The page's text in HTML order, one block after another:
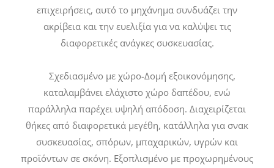
επιχειρήσεις, αυτό το μηχάνημα συνδυάζει την
ακρίβεια και την ευελιξία για να καλύψει τις
διαφορετικές ανάγκες συσκευασίας.
Σχεδιασμένο με χώρο-Δομή εξοικονόμησης,
καταλαμβάνει ελάχιστο χώρο δαπέδου, ενώ
παράλληλα παρέχει υψηλή απόδοση. Διαχειρίζεται
θήκες από διαφορετικά μεγέθη, κατάλληλα για σνακ
συσκευασίας, σπόρων, μπαχαρικών, υγρών και
προϊόντων σε σκόνη. Εξοπλισμένο με προχωρημένους